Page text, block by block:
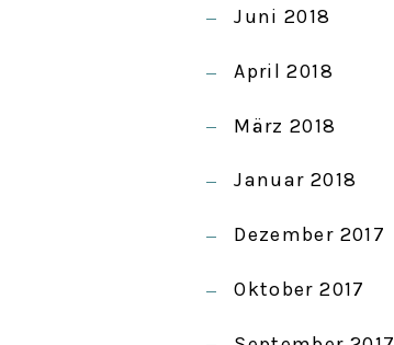
Juni 2018
April 2018
März 2018
Januar 2018
Dezember 2017
Oktober 2017